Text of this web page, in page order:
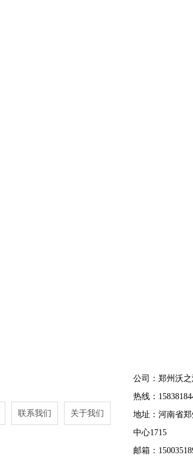
联系我们 关于我们
公司：郑州沃
热线：
地址：河南省
中心1715
邮箱：